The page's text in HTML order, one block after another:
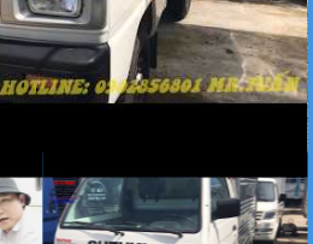
Xe tải Foton 990kg
Xe tải Foton 990kg